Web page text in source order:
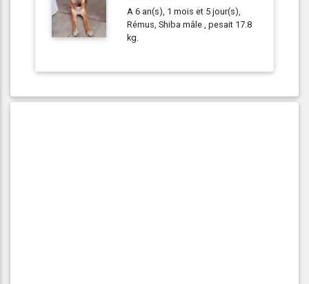
A 6 an(s), 1 mois et 5 jour(s),
Rémus, Shiba mâle , pesait 17.8
kg.